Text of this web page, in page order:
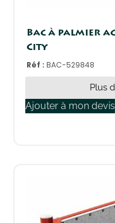
Bac à palmier
City
Réf :BAC-529848
Plus
Ajouter à mon devis